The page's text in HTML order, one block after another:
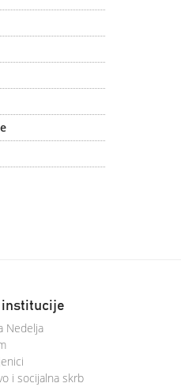
institucije
Nedelja
i socijalna skrb